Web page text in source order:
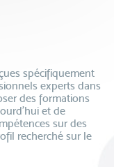
spécifiquement
experts dans
des formations
et de
sur des
recherché sur le